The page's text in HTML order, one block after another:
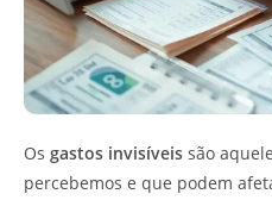
Os gastos invisíveis são
percebemos e que podem